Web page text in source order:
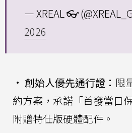
— XREAL 👓
2026
• 創始人優先通行證： 限
約方案，承諾「首發當日
附贈特仕版硬體配件。